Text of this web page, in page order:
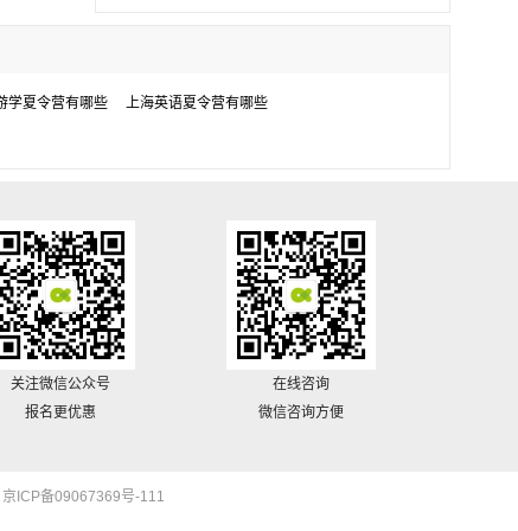
学夏令营有哪些 上海英语夏令营有哪些
关注微信公众号
报名更优惠
在线咨询
微信咨询方便
京ICP备09067369号-111